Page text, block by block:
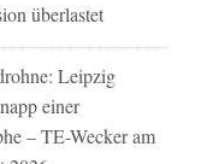
überlastet
Leipzig
einer
– TE-Wecker am